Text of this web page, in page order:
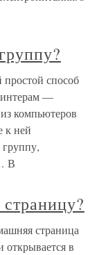
способ
—
компьютеров
к ней
В
страница
открывается в